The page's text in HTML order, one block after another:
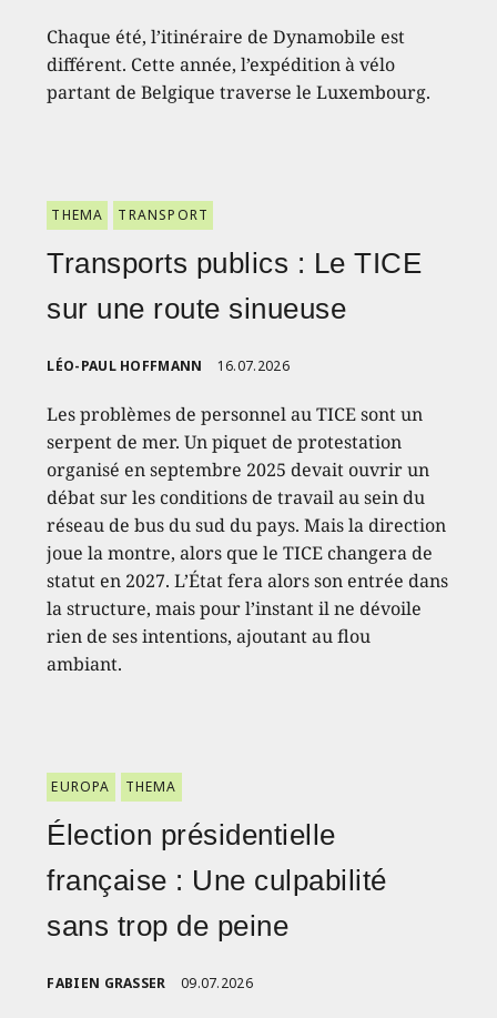
Chaque été, l’itinéraire de Dynamobile est
différent. Cette année, l’expédition à vélo
partant de Belgique traverse le Luxembourg.
THEMA TRANSPORT
Transports publics : Le TICE
sur une route sinueuse
LÉO-PAUL HOFFMANN 16.07.2026
Les problèmes de personnel au TICE sont un
serpent de mer. Un piquet de protestation
organisé en septembre 2025 devait ouvrir un
débat sur les conditions de travail au sein du
réseau de bus du sud du pays. Mais la direction
joue la montre, alors que le TICE changera de
statut en 2027. L’État fera alors son entrée dans
la structure, mais pour l’instant il ne dévoile
rien de ses intentions, ajoutant au flou
ambiant.
EUROPA THEMA
Élection présidentielle
française : Une culpabilité
sans trop de peine
FABIEN GRASSER 09.07.2026